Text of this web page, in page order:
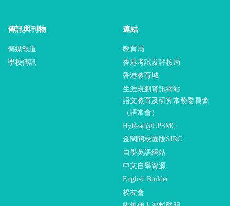
傳訊與刊物
傳媒報道
學校傳訊
連結
教育局
香港考試及評核局
香港教育城
生涯規劃資訊網站
語文教育及研究常務委員會
（語常會）
HyRead@LPSMC
金閱閣校園版SJRC
自學英語網站
中文自學資源
English Builder
校友會